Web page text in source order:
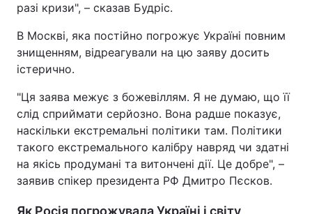
разі кризи", – сказав Будріс.
В Москві, яка постійно погрожує Україні повним
знищенням, відреагували на цю заяву досить
істерично.
"Ця заява межує з божевіллям. Я не думаю, що її
слід сприймати серйозно. Вона радше показує,
наскільки екстремальні політики там. Політики
такого екстремального калібру навряд чи здатні
на якісь продумані та витончені дії. Це добре", –
заявив спікер президента РФ Дмитро Пєсков.
Як Росія погрожувала Україні і світу